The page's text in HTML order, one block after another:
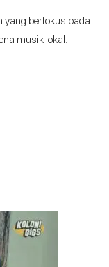
yang berfokus pada
musik lokal.